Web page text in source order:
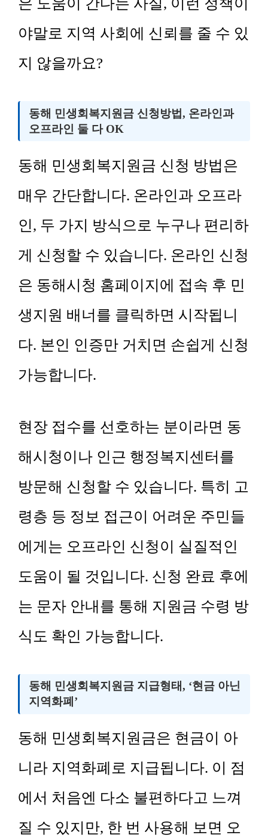
은 도움이 간다는 사실, 이런 정책이
야말로 지역 사회에 신뢰를 줄 수 있
지 않을까요?
동해 민생회복지원금 신청방법, 온라인과
오프라인 둘 다 OK
동해 민생회복지원금 신청 방법은
매우 간단합니다. 온라인과 오프라
인, 두 가지 방식으로 누구나 편리하
게 신청할 수 있습니다. 온라인 신청
은 동해시청 홈페이지에 접속 후 민
생지원 배너를 클릭하면 시작됩니
다. 본인 인증만 거치면 손쉽게 신청
가능합니다.
현장 접수를 선호하는 분이라면 동
해시청이나 인근 행정복지센터를
방문해 신청할 수 있습니다. 특히 고
령층 등 정보 접근이 어려운 주민들
에게는 오프라인 신청이 실질적인
도움이 될 것입니다. 신청 완료 후에
는 문자 안내를 통해 지원금 수령 방
식도 확인 가능합니다.
동해 민생회복지원금 지급형태, ‘현금 아닌
지역화폐’
동해 민생회복지원금은 현금이 아
니라 지역화폐로 지급됩니다. 이 점
에서 처음엔 다소 불편하다고 느껴
질 수 있지만, 한 번 사용해 보면 오